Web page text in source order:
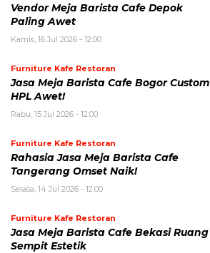
Vendor Meja Barista Cafe Depok
Paling Awet
Kamis, 16 Jul 2026 - 12:00
Furniture Kafe Restoran
Jasa Meja Barista Cafe Bogor Custom
HPL Awet!
Rabu, 15 Jul 2026 - 12:00
Furniture Kafe Restoran
Rahasia Jasa Meja Barista Cafe
Tangerang Omset Naik!
Selasa, 14 Jul 2026 - 12:00
Furniture Kafe Restoran
Jasa Meja Barista Cafe Bekasi Ruang
Sempit Estetik